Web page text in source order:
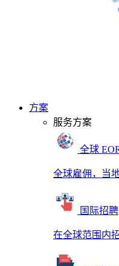
方案
服务方案
全球
全球雇佣，当
国际招聘
在全球范围内